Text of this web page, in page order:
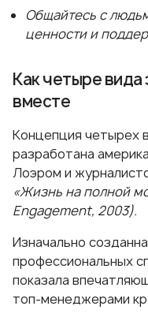
Общайтесь с
ценности и
Как четыре
вместе
Концепция четырех
разработана
Лоэром и
«Жизнь на полной
Engagement, 2003).
Изначально
профессиональных
показала
топ-менеджерами